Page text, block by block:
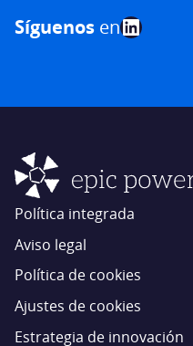
Síguenos enLinkedIn
Política integrada
Aviso legal
Política de cookies
Ajustes de cookies
Estrategia de innovación